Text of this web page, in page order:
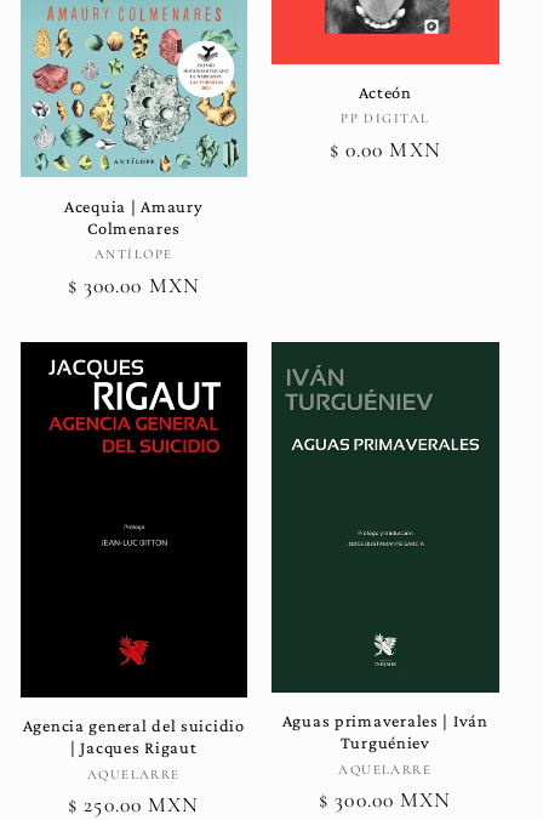
Acequia | Amaury
Colmenares
Proveedor:
ANTÍLOPE
Precio
$ 300.00 MXN
Acteón
Proveedor:
PP DIGITAL
Precio
$ 0.00 MXN
Agencia general del suicidio
| Jacques Rigaut
Proveedor:
AQUELARRE
Precio
$ 250.00 MXN
Aguas primaverales | Iván
Turguéniev
Proveedor:
AQUELARRE
Precio
$ 300.00 MXN